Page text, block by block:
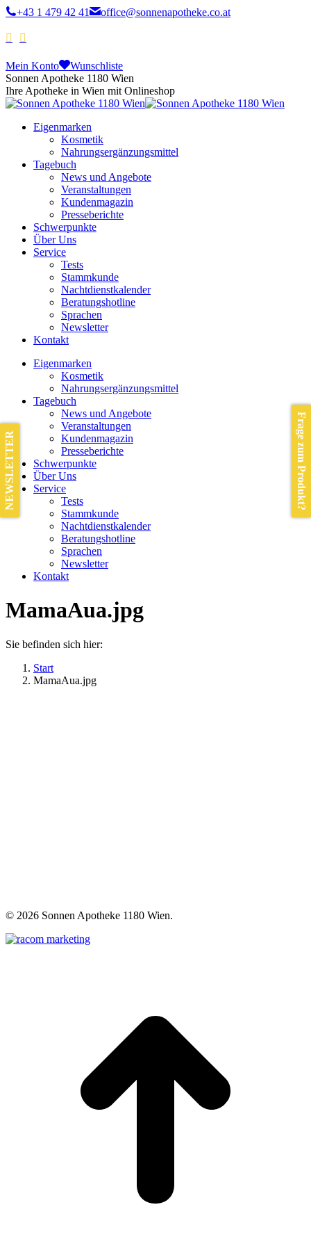
+43 1 479 42 41 office@sonnenapotheke.co.at
Mein Konto
Wunschliste
Sonnen Apotheke 1180 Wien
Ihre Apotheke in Wien mit Onlineshop
Eigenmarken
Kosmetik
Nahrungsergänzungsmittel
Tagebuch
News und Angebote
Veranstaltungen
Kundenmagazin
Presseberichte
Schwerpunkte
Über Uns
Service
Tests
Stammkunde
Nachtdienstkalender
Beratungshotline
Sprachen
Newsletter
Kontakt
Eigenmarken
Kosmetik
Nahrungsergänzungsmittel
Tagebuch
News und Angebote
Veranstaltungen
Kundenmagazin
Presseberichte
Schwerpunkte
Über Uns
Service
Tests
Stammkunde
Nachtdienstkalender
Beratungshotline
Sprachen
Newsletter
Kontakt
MamaAua.jpg
Sie befinden sich hier:
Start
MamaAua.jpg
© 2026 Sonnen Apotheke 1180 Wien.
Frage zum Produkt?
NEWSLETTER